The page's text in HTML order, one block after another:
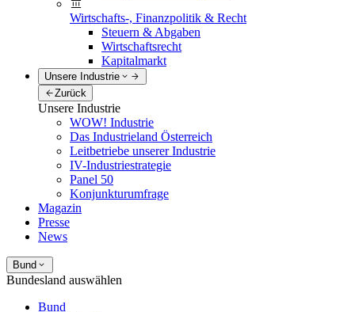
Wirtschafts-, Finanzpolitik & Recht
Steuern & Abgaben
Wirtschaftsrecht
Kapitalmarkt
Unsere Industrie
Zurück
Unsere Industrie
WOW! Industrie
Das Industrieland Österreich
Leitbetriebe unserer Industrie
IV-Industriestrategie
Panel 50
Konjunkturumfrage
Magazin
Presse
News
Bund
Bundesland auswählen
Bund